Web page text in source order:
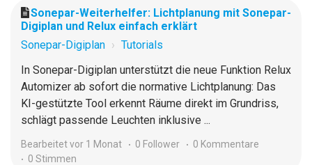
Sonepar-Weiterhelfer: Lichtplanung mit Sonepar-
Digiplan und Relux einfach erklärt
Sonepar-Digiplan
Tutorials
In Sonepar-Digiplan unterstützt die neue Funktion Relux
Automizer ab sofort die normative Lichtplanung: Das
KI-gestützte Tool erkennt Räume direkt im Grundriss,
schlägt passende Leuchten inklusive ...
Bearbeitetvor 1 Monat 0 Follower
0 Kommentare
0 Stimmen